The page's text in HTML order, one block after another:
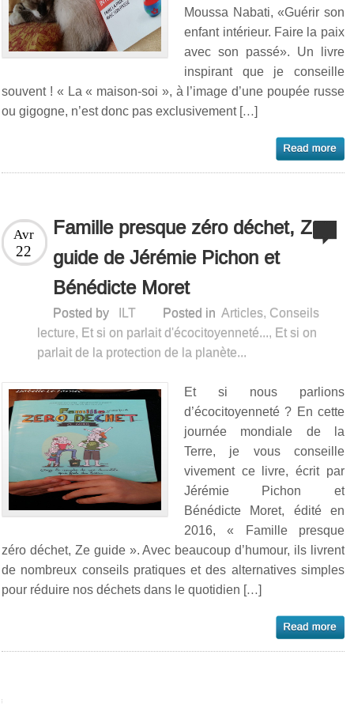
Moussa Nabati, «Guérir son
enfant intérieur. Faire la paix
avec son passé». Un livre
inspirant que je conseille
souvent ! « La « maison-soi », à l’image d’une poupée russe
ou gigogne, n’est donc pas exclusivement […]
Famille presque zéro déchet, Ze
guide de Jérémie Pichon et
Bénédicte Moret
Avr
22
Posted by ILT Posted in Articles, Conseils
lecture, Et si on parlait d'écocitoyenneté..., Et si on
parlait de la protection de la planète...
Et si nous parlions
d’écocitoyenneté ? En cette
journée mondiale de la
Terre, je vous conseille
vivement ce livre, écrit par
Jérémie Pichon et
Bénédicte Moret, édité en
2016, « Famille presque
zéro déchet, Ze guide ». Avec beaucoup d’humour, ils livrent
de nombreux conseils pratiques et des alternatives simples
pour réduire nos déchets dans le quotidien […]